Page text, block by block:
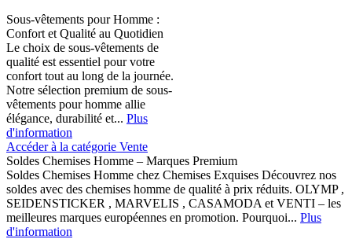
Sous-vêtements pour Homme :
Confort et Qualité au Quotidien
Le choix de sous-vêtements de
qualité est essentiel pour votre
confort tout au long de la journée.
Notre sélection premium de sous-
vêtements pour homme allie
élégance, durabilité et... Plus
d'information
Accéder à la catégorie Vente
Soldes Chemises Homme – Marques Premium
Soldes Chemises Homme chez Chemises Exquises Découvrez nos
soldes avec des chemises homme de qualité à prix réduits. OLYMP ,
SEIDENSTICKER , MARVELIS , CASAMODA et VENTI – les
meilleures marques européennes en promotion. Pourquoi... Plus
d'information